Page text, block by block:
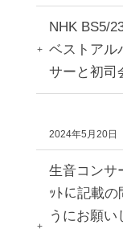
NHK BS5/
ベストアル
サーと初司
2024年5月20日
生音コンサ
ｯﾄに記載の
うにお願い